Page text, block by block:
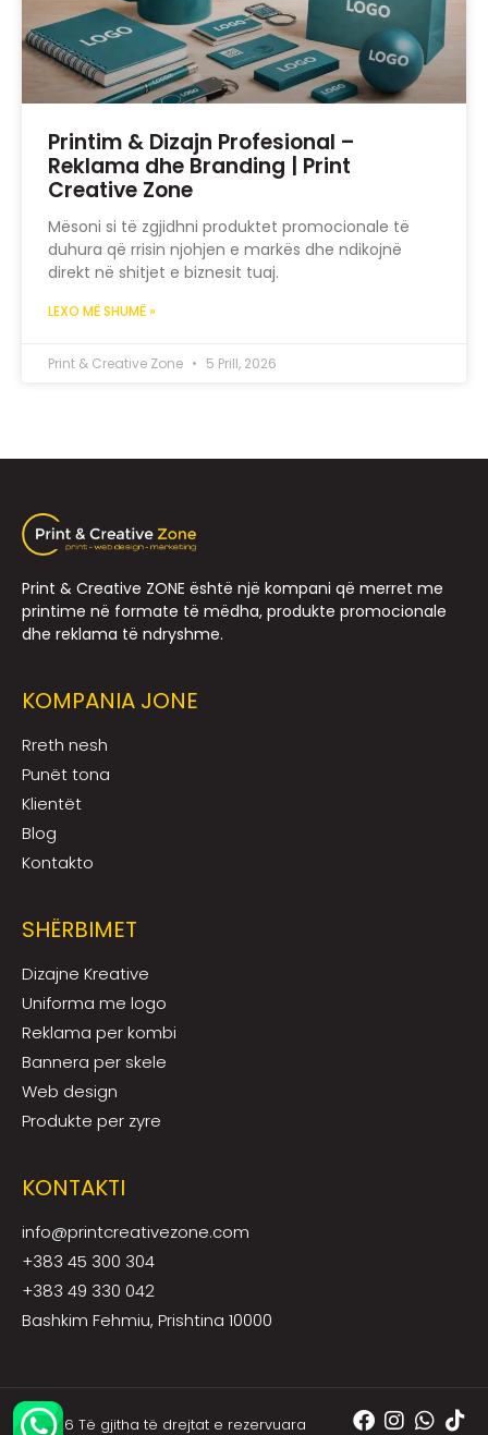
Printim & Dizajn Profesional –
Reklama dhe Branding | Print
Creative Zone
Mësoni si të zgjidhni produktet promocionale të
duhura që rrisin njohjen e markës dhe ndikojnë
direkt në shitjet e biznesit tuaj.
LEXO MË SHUMË »
Print & Creative Zone 5 Prill, 2026
Print & Creative ZONE është një kompani që merret me
printime në formate të mëdha, produkte promocionale
dhe reklama të ndryshme.
KOMPANIA JONE
Rreth nesh
Punët tona
Klientët
Blog
Kontakto
SHËRBIMET
Dizajne Kreative
Uniforma me logo
Reklama per kombi
Bannera per skele
Web design
Produkte per zyre
KONTAKTI
info@printcreativezone.com
+383 45 300 304
+383 49 330 042
Bashkim Fehmiu, Prishtina 10000
© 2026 Të gjitha të drejtat e rezervuara